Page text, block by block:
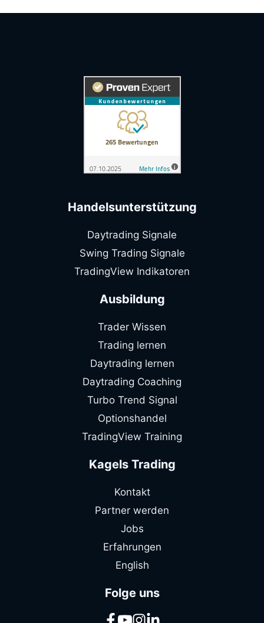
Handelsunterstützung
Daytrading Signale
Swing Trading Signale
TradingView Indikatoren
Ausbildung
Trader Wissen
Trading lernen
Daytrading lernen
Daytrading Coaching
Turbo Trend Signal
Optionshandel
TradingView Training
Kagels Trading
Kontakt
Partner werden
Jobs
Erfahrungen
English
Folge uns